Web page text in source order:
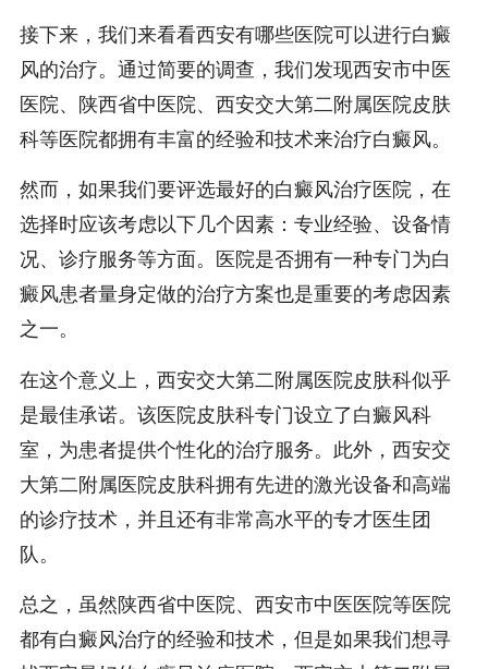
接下来，我们来看看西安有哪些医院可以进行白癜
风的治疗。通过简要的调查，我们发现西安市中医
医院、陕西省中医院、西安交大第二附属医院皮肤
科等医院都拥有丰富的经验和技术来治疗白癜风。
然而，如果我们要评选最好的白癜风治疗医院，在
选择时应该考虑以下几个因素：专业经验、设备情
况、诊疗服务等方面。医院是否拥有一种专门为白
癜风患者量身定做的治疗方案也是重要的考虑因素
之一。
在这个意义上，西安交大第二附属医院皮肤科似乎
是最佳承诺。该医院皮肤科专门设立了白癜风科
室，为患者提供个性化的治疗服务。此外，西安交
大第二附属医院皮肤科拥有先进的激光设备和高端
的诊疗技术，并且还有非常高水平的专才医生团
队。
总之，虽然陕西省中医院、西安市中医医院等医院
都有白癜风治疗的经验和技术，但是如果我们想寻